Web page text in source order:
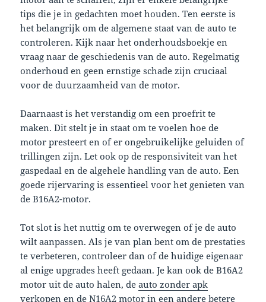
tips die je in gedachten moet houden. Ten eerste is
het belangrijk om de algemene staat van de auto te
controleren. Kijk naar het onderhoudsboekje en
vraag naar de geschiedenis van de auto. Regelmatig
onderhoud en geen ernstige schade zijn cruciaal
voor de duurzaamheid van de motor.
Daarnaast is het verstandig om een proefrit te
maken. Dit stelt je in staat om te voelen hoe de
motor presteert en of er ongebruikelijke geluiden of
trillingen zijn. Let ook op de responsiviteit van het
gaspedaal en de algehele handling van de auto. Een
goede rijervaring is essentieel voor het genieten van
de B16A2-motor.
Tot slot is het nuttig om te overwegen of je de auto
wilt aanpassen. Als je van plan bent om de prestaties
te verbeteren, controleer dan of de huidige eigenaar
al enige upgrades heeft gedaan. Je kan ook de B16A2
motor uit de auto halen, deauto zonder apk
verkopen en de N16A2 motor in een andere betere